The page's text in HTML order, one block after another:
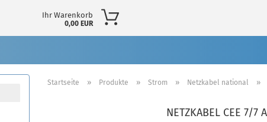
Ihr Warenkorb
0,00 EUR
Startseite » Produkte » Strom » Netzkabel national »
NETZKABEL CEE 7/7